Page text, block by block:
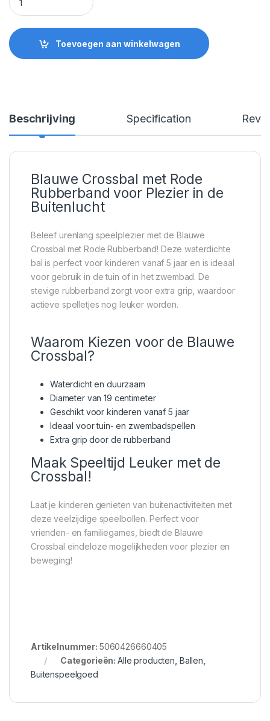
Toevoegen aan winkelwagen
Beschrijving Specification
Blauwe Crossbal met Rode
Rubberband voor Plezier in de
Buitenlucht
Beleef urenlang speelplezier met de Blauwe
Crossbal met Rode Rubberband! Deze waterdichte
bal is perfect voor kinderen vanaf 5 jaar en is ideaal
voor gebruik in de tuin of in het zwembad. De
stevige rubberband zorgt voor extra grip, waardoor
actieve spelletjes nog leuker worden.
Waarom Kiezen voor de Blauwe
Crossbal?
Waterdicht en duurzaam
Diameter van 19 centimeter
Geschikt voor kinderen vanaf 5 jaar
Ideaal voor tuin- en zwembadspellen
Extra grip door de rubberband
Maak Speeltijd Leuker met de
Crossbal!
Laat je kinderen genieten van buitenactiviteiten met
deze veelzijdige speelbollen. Perfect voor
vrienden- en familiegames, biedt de Blauwe
Crossbal eindeloze mogelijkheden voor plezier en
beweging!
Artikelnummer: 5060426660405
Categorieën:Alle producten Ballen
Buitenspeelgoed